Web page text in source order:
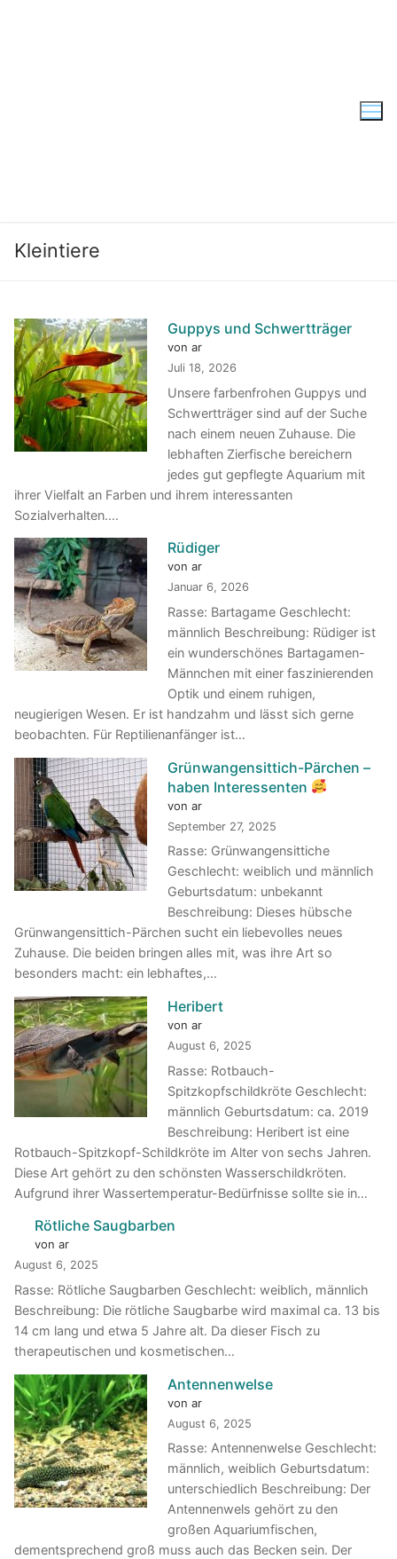
Kleintiere
Guppys und Schwertträger
von ar
Juli 18, 2026
Unsere farbenfrohen Guppys und
Schwertträger sind auf der Suche
nach einem neuen Zuhause. Die
lebhaften Zierfische bereichern
jedes gut gepflegte Aquarium mit
ihrer Vielfalt an Farben und ihrem interessanten
Sozialverhalten.…
Rüdiger
von ar
Januar 6, 2026
Rasse: Bartagame Geschlecht:
männlich Beschreibung: Rüdiger ist
ein wunderschönes Bartagamen-
Männchen mit einer faszinierenden
Optik und einem ruhigen,
neugierigen Wesen. Er ist handzahm und lässt sich gerne
beobachten. Für Reptilienanfänger ist…
Grünwangensittich-Pärchen –
haben Interessenten
von ar
September 27, 2025
Rasse: Grünwangensittiche
Geschlecht: weiblich und männlich
Geburtsdatum: unbekannt
Beschreibung: Dieses hübsche
Grünwangensittich-Pärchen sucht ein liebevolles neues
Zuhause. Die beiden bringen alles mit, was ihre Art so
besonders macht: ein lebhaftes,…
Heribert
von ar
August 6, 2025
Rasse: Rotbauch-
Spitzkopfschildkröte Geschlecht:
männlich Geburtsdatum: ca. 2019
Beschreibung: Heribert ist eine
Rotbauch-Spitzkopf-Schildkröte im Alter von sechs Jahren.
Diese Art gehört zu den schönsten Wasserschildkröten.
Aufgrund ihrer Wassertemperatur-Bedürfnisse sollte sie in…
Rötliche Saugbarben
von ar
August 6, 2025
Rasse: Rötliche Saugbarben Geschlecht: weiblich, männlich
Beschreibung: Die rötliche Saugbarbe wird maximal ca. 13 bis
14 cm lang und etwa 5 Jahre alt. Da dieser Fisch zu
therapeutischen und kosmetischen…
Antennenwelse
von ar
August 6, 2025
Rasse: Antennenwelse Geschlecht:
männlich, weiblich Geburtsdatum:
unterschiedlich Beschreibung: Der
Antennenwels gehört zu den
großen Aquariumfischen,
dementsprechend groß muss auch das Becken sein. Der